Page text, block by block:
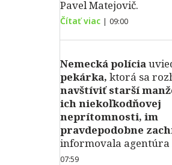
Pavel Matejovič.
Čítať viac | 09:00
Nemecká polícia
pekárka, ktorá sa
navštíviť starší
ich niekoľkodňovej
neprítomnosti, im
pravdepodobne
informovala agentúra
07:59